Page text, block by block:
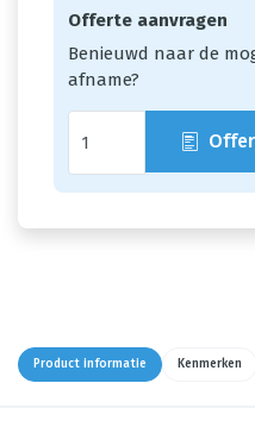
Offerte aanvragen
Benieuwd naar de
afname?
Product informatie Kenmerken